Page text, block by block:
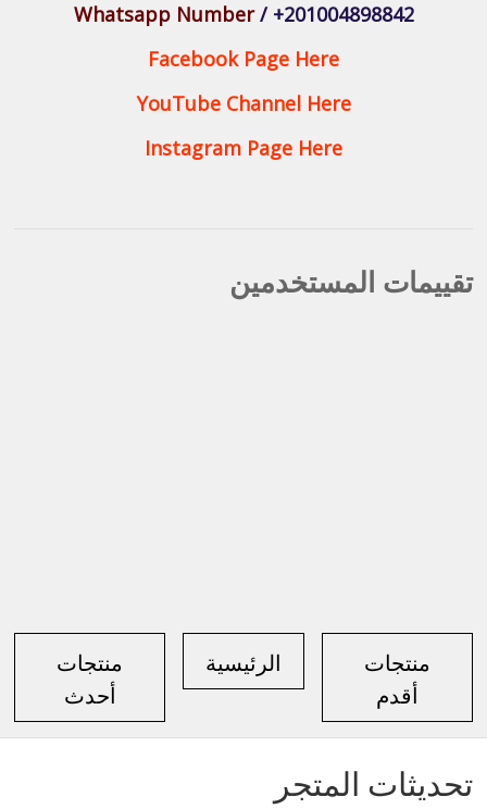
Whatsapp Number/ +201004898842
Facebook Page Here
YouTube Channel Here
Instagram Page Here
تقييمات المستخدمين
منتجات
أحدث
منتجات
أقدم
الرئيسية
تحديثات المتجر